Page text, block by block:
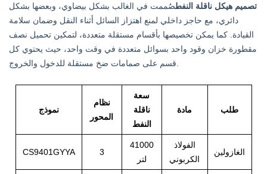
تصميم هيكل ناقلة النفطصُممت في الغالب بشكل بيضاوي، وبعضها بشكل
دائري، مع حاجز داخلي لمنع اهتزاز السائل أثناء النقل وضمان سلامة
القيادة. كما يمكن تخصيصها بأقسام مستقلة متعددة، لتمكين تحميل نصف
مقطورة خزان وقود واحد بسوائل متعددة في وقت واحد، حيث يحتوي كل
نموذج
نظام
المحور
سعة
ناقلة
النفط
مادة طلب
CS9401GYYA 3
41000
لتر
الفولاذ
الكربوني
الغازولين